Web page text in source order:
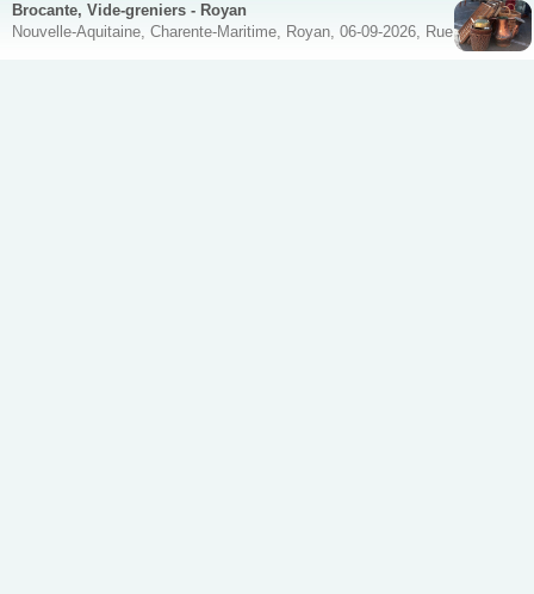
Brocante, Vide-greniers - Royan
Nouvelle-Aquitaine, Charente-Maritime, Royan, 06-09-2026, Rue Arago